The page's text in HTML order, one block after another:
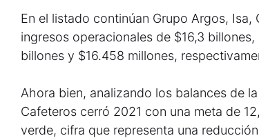
En el listado continúan Grupo Argos,
ingresos operacionales de $16,3 billones,
billones y $16.458 millones,
Ahora bien, analizando los balances de
Cafeteros cerró 2021 con una meta de
verde, cifra que representa una